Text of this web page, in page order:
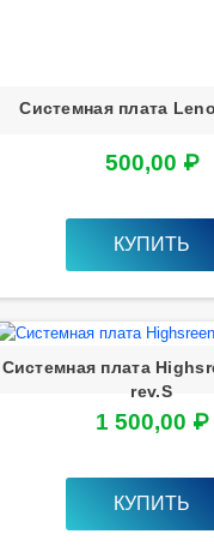
Системная плата
500,00 ₽
КУПИТЬ
Системная плата
rev.S
1 500,00 ₽
КУПИТЬ